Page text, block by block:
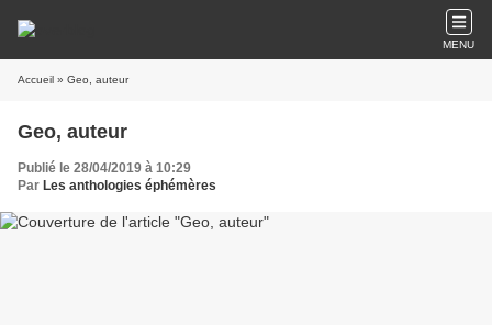
MENU
Accueil » Geo, auteur
Geo, auteur
Publié le 28/04/2019 à 10:29
Par Les anthologies éphémères